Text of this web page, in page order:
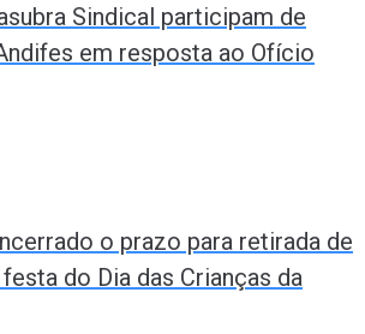
Sindical participam de
em resposta ao Ofício
o prazo para retirada de
do Dia das Crianças da